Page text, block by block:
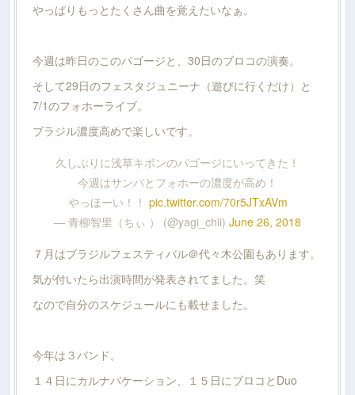
やっぱりもっとたくさん曲を覚えたいなぁ。
今週は昨日のこのパゴージと、30日のブロコの演奏。
そして29日のフェスタジュニーナ（遊びに行くだけ）と
7/1のフォホーライブ。
ブラジル濃度高めで楽しいです。
久しぶりに浅草キボンのパゴージにいってきた！
今週はサンバとフォホーの濃度が高め！
やっほーい！！ pic.twitter.com/70r5JTxAVm
— 青柳智里（ちぃ ） (@yagi_chii) June 26, 2018
７月はブラジルフェスティバル＠代々木公園もあります。
気が付いたら出演時間が発表されてました。笑
なので自分のスケジュールにも載せました。
今年は３バンド。
１４日にカルナバケーション、１５日にブロコとDuo